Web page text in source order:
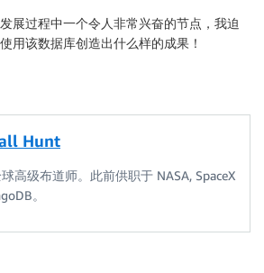
展过程中一个令人非常兴奋的节点，我迫
用该数据库创造出什么样的成果！
Hunt
高级布道师。此前供职于 NASA, SpaceX
。